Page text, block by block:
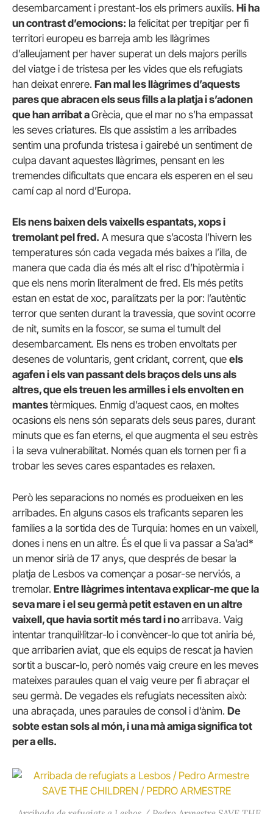
desembarcament i prestant-los els primers auxilis. Hi ha
un contrast d’emocions: la felicitat per trepitjar per fi
territori europeu es barreja amb les llàgrimes
d’alleujament per haver superat un dels majors perills
del viatge i de tristesa per les vides que els refugiats
han deixat enrere. Fan mal les llàgrimes d’aquests
pares que abracen els seus fills a la platja i s’adonen
que han arribat aGrècia, que el mar no s’ha empassat
les seves criatures. Els que assistim a les arribades
sentim una profunda tristesa i gairebé un sentiment de
culpa davant aquestes llàgrimes, pensant en les
tremendes dificultats que encara els esperen en el seu
camí cap al nord d’Europa.
Els nens baixen dels vaixells espantats, xops i
tremolant pel fred. A mesura que s’acosta l’hivern les
temperatures són cada vegada més baixes a l’illa, de
manera que cada dia és més alt el risc d’hipotèrmia i
que els nens morin literalment de fred. Els més petits
estan en estat de xoc, paralitzats per la por: l’autèntic
terror que senten durant la travessia, que sovint ocorre
de nit, sumits en la foscor, se suma el tumult del
desembarcament. Els nens es troben envoltats per
desenes de voluntaris, gent cridant, corrent, que els
agafen i els van passant dels braços dels uns als
altres, que els treuen les armilles i els envolten en
mantestèrmiques. Enmig d’aquest caos, en moltes
ocasions els nens són separats dels seus pares, durant
minuts que es fan eterns, el que augmenta el seu estrès
i la seva vulnerabilitat. Només quan els tornen per fi a
trobar les seves cares espantades es relaxen.
Però les separacions no només es produeixen en les
arribades. En alguns casos els traficants separen les
famílies a la sortida des de Turquia: homes en un vaixell,
dones i nens en un altre. És el que li va passar a Sa’ad*
un menor sirià de 17 anys, que després de besar la
platja de Lesbos va començar a posar-se nerviós, a
tremolar. Entre llàgrimes intentava explicar-me que la
seva mare i el seu germà petit estaven en un altre
vaixell, que havia sortit més tard i noarribava. Vaig
intentar tranquil·litzar-lo i convèncer-lo que tot aniria bé,
que arribarien aviat, que els equips de rescat ja havien
sortit a buscar-lo, però només vaig creure en les meves
mateixes paraules quan el vaig veure per fi abraçar el
seu germà. De vegades els refugiats necessiten això:
una abraçada, unes paraules de consol i d’ànim. De
sobte estan sols al món, i una mà amiga significa tot
per a ells.